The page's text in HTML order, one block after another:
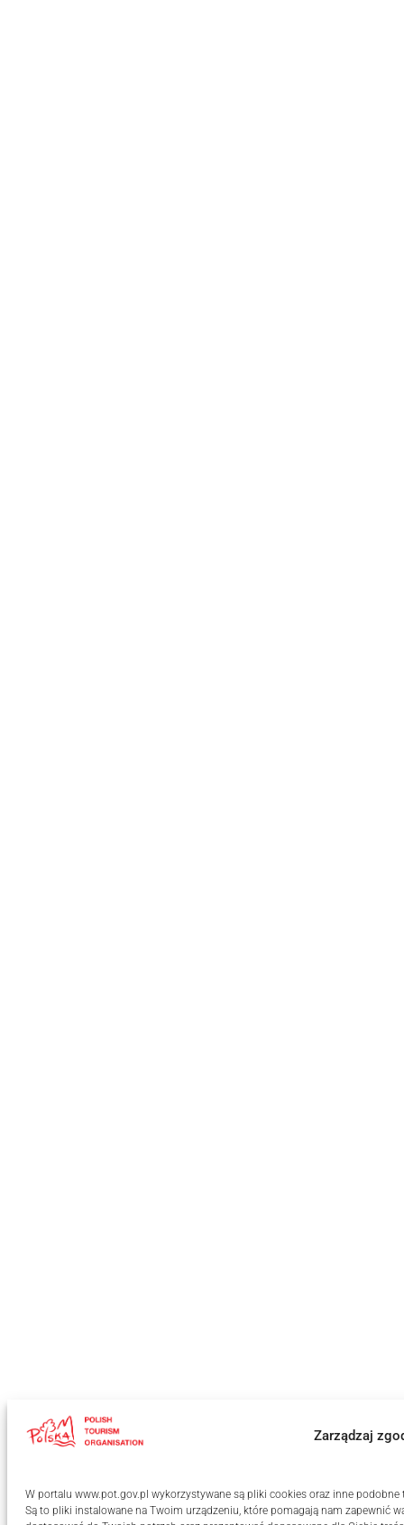
Zarządzaj
W portalu www.pot.gov.pl wykorzystywane są pliki cookies oraz inne
Są to pliki instalowane na Twoim urządzeniu, które pomagają nam zapewnić